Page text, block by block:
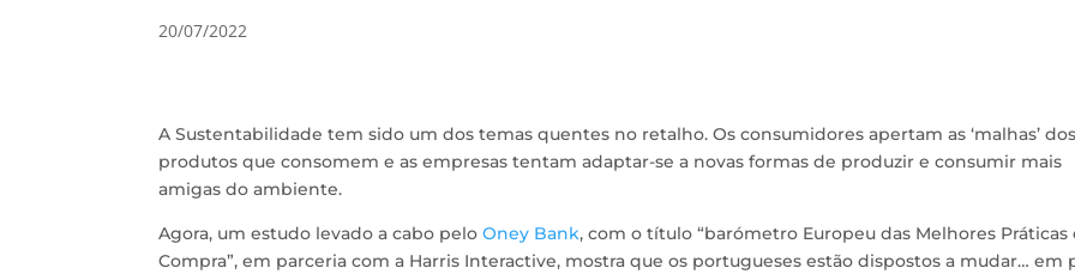
20/07/2022
A Sustentabilidade tem sido um dos temas quentes no retalho. Os consumidores apertam as ‘malhas’ dos
produtos que consomem e as empresas tentam adaptar-se a novas formas de produzir e consumir mais
amigas do ambiente.
Agora, um estudo levado a cabo pelo Oney Bank, com o título “barómetro Europeu das Melhores Práticas
Compra”, em parceria com a Harris Interactive, mostra que os portugueses estão dispostos a mudar… em